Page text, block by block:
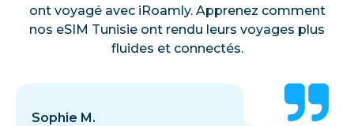
ont voyagé avec iRoamly. Apprenez comment
nos eSIM Tunisie ont rendu leurs voyages plus
fluides et connectés.
Sophie M.